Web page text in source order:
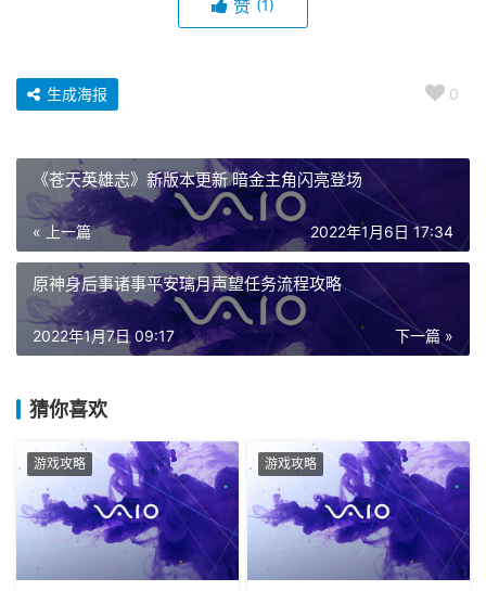
0
生成海报
《苍天英雄志》新版本更新 暗金主角闪亮登场
« 上一篇 2022年1月6日 17:34
原神身后事诸事平安璃月声望任务流程攻略
2022年1月7日 09:17
猜你喜欢
游戏攻略 游戏攻略